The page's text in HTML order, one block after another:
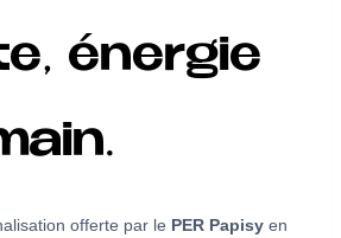
énergie
offerte par le PER Papisy en